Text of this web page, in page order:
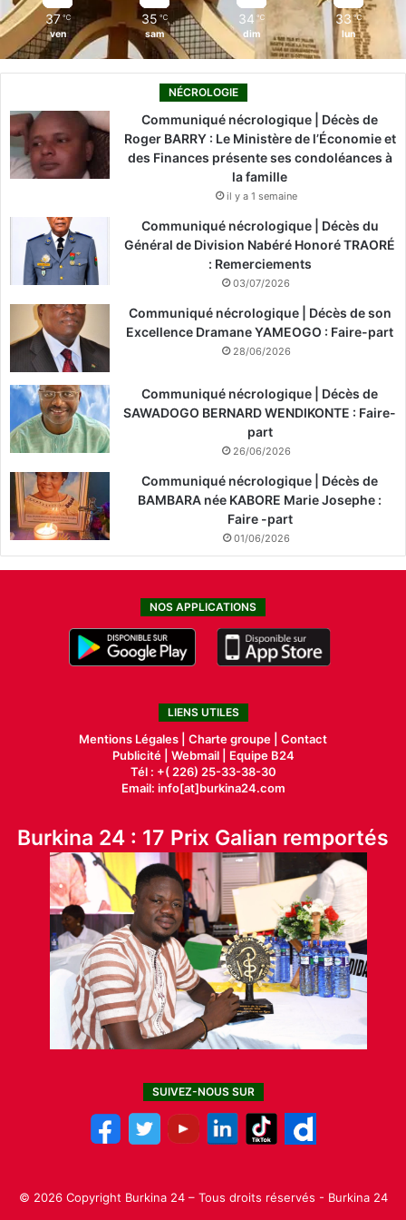
37 ℃
ven
35 ℃
sam
34 ℃
dim
33 ℃
lun
NÉCROLOGIE
Communiqué nécrologique | Décès de
Roger BARRY : Le Ministère de l’Économie et
des Finances présente ses condoléances à
la famille
il y a 1 semaine
Communiqué nécrologique | Décès du
Général de Division Nabéré Honoré TRAORÉ
: Remerciements
03/07/2026
Communiqué nécrologique | Décès de son
Excellence Dramane YAMEOGO : Faire-part
28/06/2026
Communiqué nécrologique | Décès de
SAWADOGO BERNARD WENDIKONTE : Faire-
part
26/06/2026
Communiqué nécrologique | Décès de
BAMBARA née KABORE Marie Josephe :
Faire -part
01/06/2026
NOS APPLICATIONS
LIENS UTILES
Mentions Légales | Charte groupe | Contact
Publicité| Webmail |
Equipe B24
Tél : +( 226) 25-33-38-30
Email: info[at]burkina24.com
Burkina 24 : 17 Prix Galian remportés
SUIVEZ-NOUS SUR
© 2026 Copyright Burkina 24 – Tous droits réservés - Burkina 24